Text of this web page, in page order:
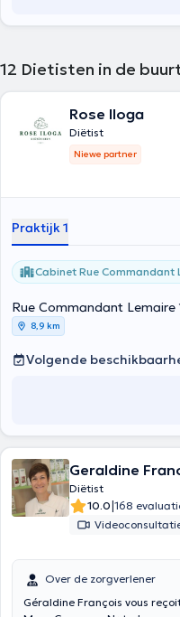
12 Dietisten in de
Rose Iloga
Diëtist
Niewe partner
Praktijk 1
Cabinet Rue Commandant
Rue Commandant Lemaire
8,9 km
Volgende
Geraldine
Diëtist
10.0|168
Over de zorgverlener
Géraldine François vous